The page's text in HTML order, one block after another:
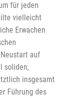
für jeden
vielleicht
Erwachen
auf
soliden,
insgesamt
Führung des